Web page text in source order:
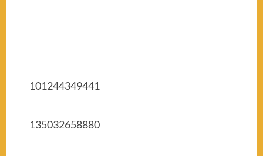
101244349441
135032658880